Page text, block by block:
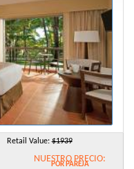
Retail Value:$1939
NUESTRO PRECIO:
POR PAREJA